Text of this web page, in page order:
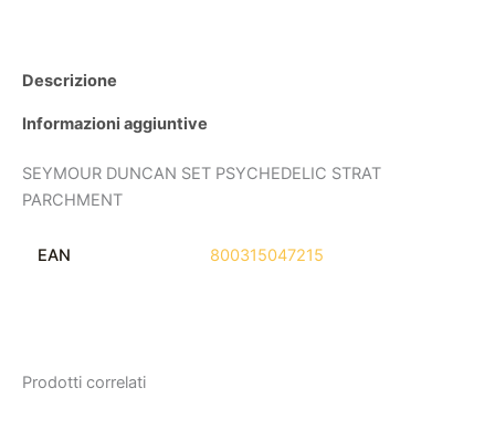
Descrizione
Informazioni aggiuntive
SEYMOUR DUNCAN SET PSYCHEDELIC STRAT
PARCHMENT
EAN 800315047215
Prodotti correlati